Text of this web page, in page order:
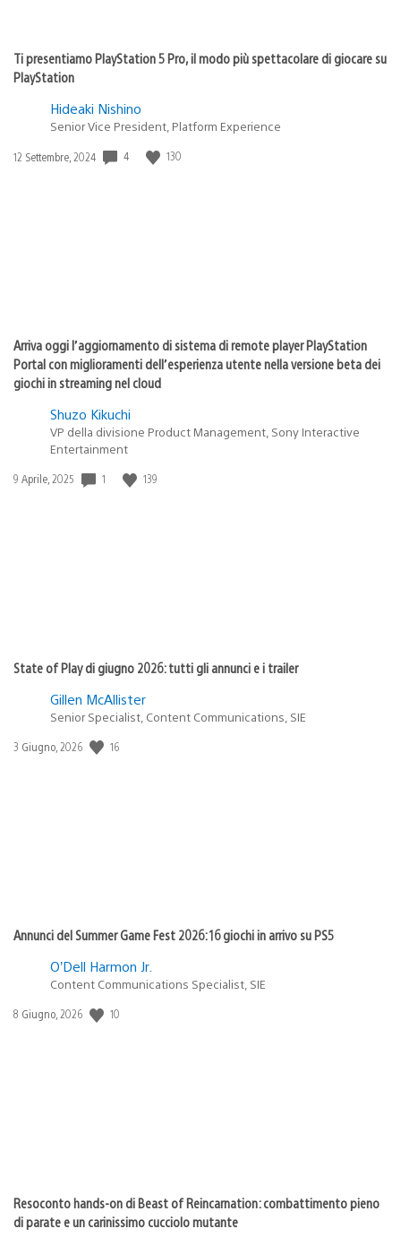
Ti presentiamo PlayStation 5 Pro, il modo più spettacolare di giocare su
PlayStation
Hideaki Nishino
Senior Vice President, Platform Experience
Data
12 Settembre, 2024 4 130
Arriva oggi l’aggiornamento di sistema di remote player PlayStation
Portal con miglioramenti dell’esperienza utente nella versione beta dei
giochi in streaming nel cloud
Shuzo Kikuchi
VP della divisione Product Management, Sony Interactive
Entertainment
Data
9 Aprile, 2025 1 139
State of Play di giugno 2026: tutti gli annunci e i trailer
Gillen McAllister
Senior Specialist, Content Communications, SIE
Data
3 Giugno, 2026 16
Annunci del Summer Game Fest 2026: 16 giochi in arrivo su PS5
O’Dell Harmon Jr.
Content Communications Specialist, SIE
Data
8 Giugno, 2026 10
Resoconto hands-on di Beast of Reincarnation: combattimento pieno
di parate e un carinissimo cucciolo mutante